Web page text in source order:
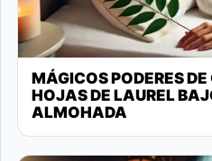
MÁGICOS PODERES
HOJAS DE LAUREL
ALMOHADA